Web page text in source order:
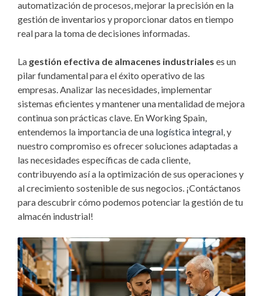
automatización de procesos, mejorar la precisión en la
gestión de inventarios y proporcionar datos en tiempo
real para la toma de decisiones informadas.
La gestión efectiva de almacenes industriales es un
pilar fundamental para el éxito operativo de las
empresas. Analizar las necesidades, implementar
sistemas eficientes y mantener una mentalidad de mejora
continua son prácticas clave. En Working Spain,
entendemos la importancia de una logística integral, y
nuestro compromiso es ofrecer soluciones adaptadas a
las necesidades específicas de cada cliente,
contribuyendo así a la optimización de sus operaciones y
al crecimiento sostenible de sus negocios. ¡Contáctanos
para descubrir cómo podemos potenciar la gestión de tu
almacén industrial!